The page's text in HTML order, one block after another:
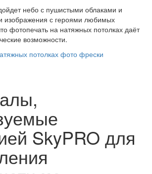
небо с пушистыми облаками и
изображения с героями любимых
фотопечать на натяжных потолках даёт
возможности.
SkyPRO для